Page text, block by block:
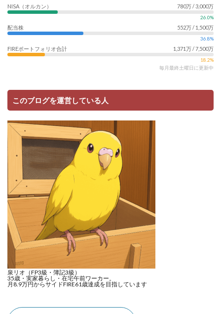
NISA（オルカン） 780万 / 3,000万
26.0%
配当株 552万 / 1,500万
36.8%
FIREポートフォリオ合計 1,371万 / 7,500万
18.2%
毎月最終土曜日に更新中
このブログを運営している人
泉リオ（FP3級・簿記3級）
35歳・実家暮らし・在宅午前ワーカー。
月8.9万円からサイドFIRE61歳達成を目指しています